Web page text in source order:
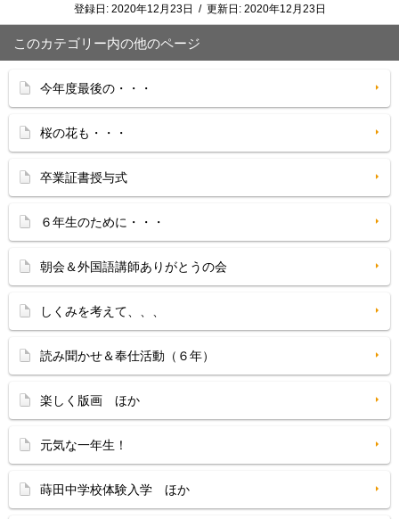
登録日: 2020年12月23日 / 更新日: 2020年12月23日
このカテゴリー内の他のページ
今年度最後の・・・
桜の花も・・・
卒業証書授与式
６年生のために・・・
朝会＆外国語講師ありがとうの会
しくみを考えて、、、
読み聞かせ＆奉仕活動（６年）
楽しく版画 ほか
元気な一年生！
蒔田中学校体験入学 ほか